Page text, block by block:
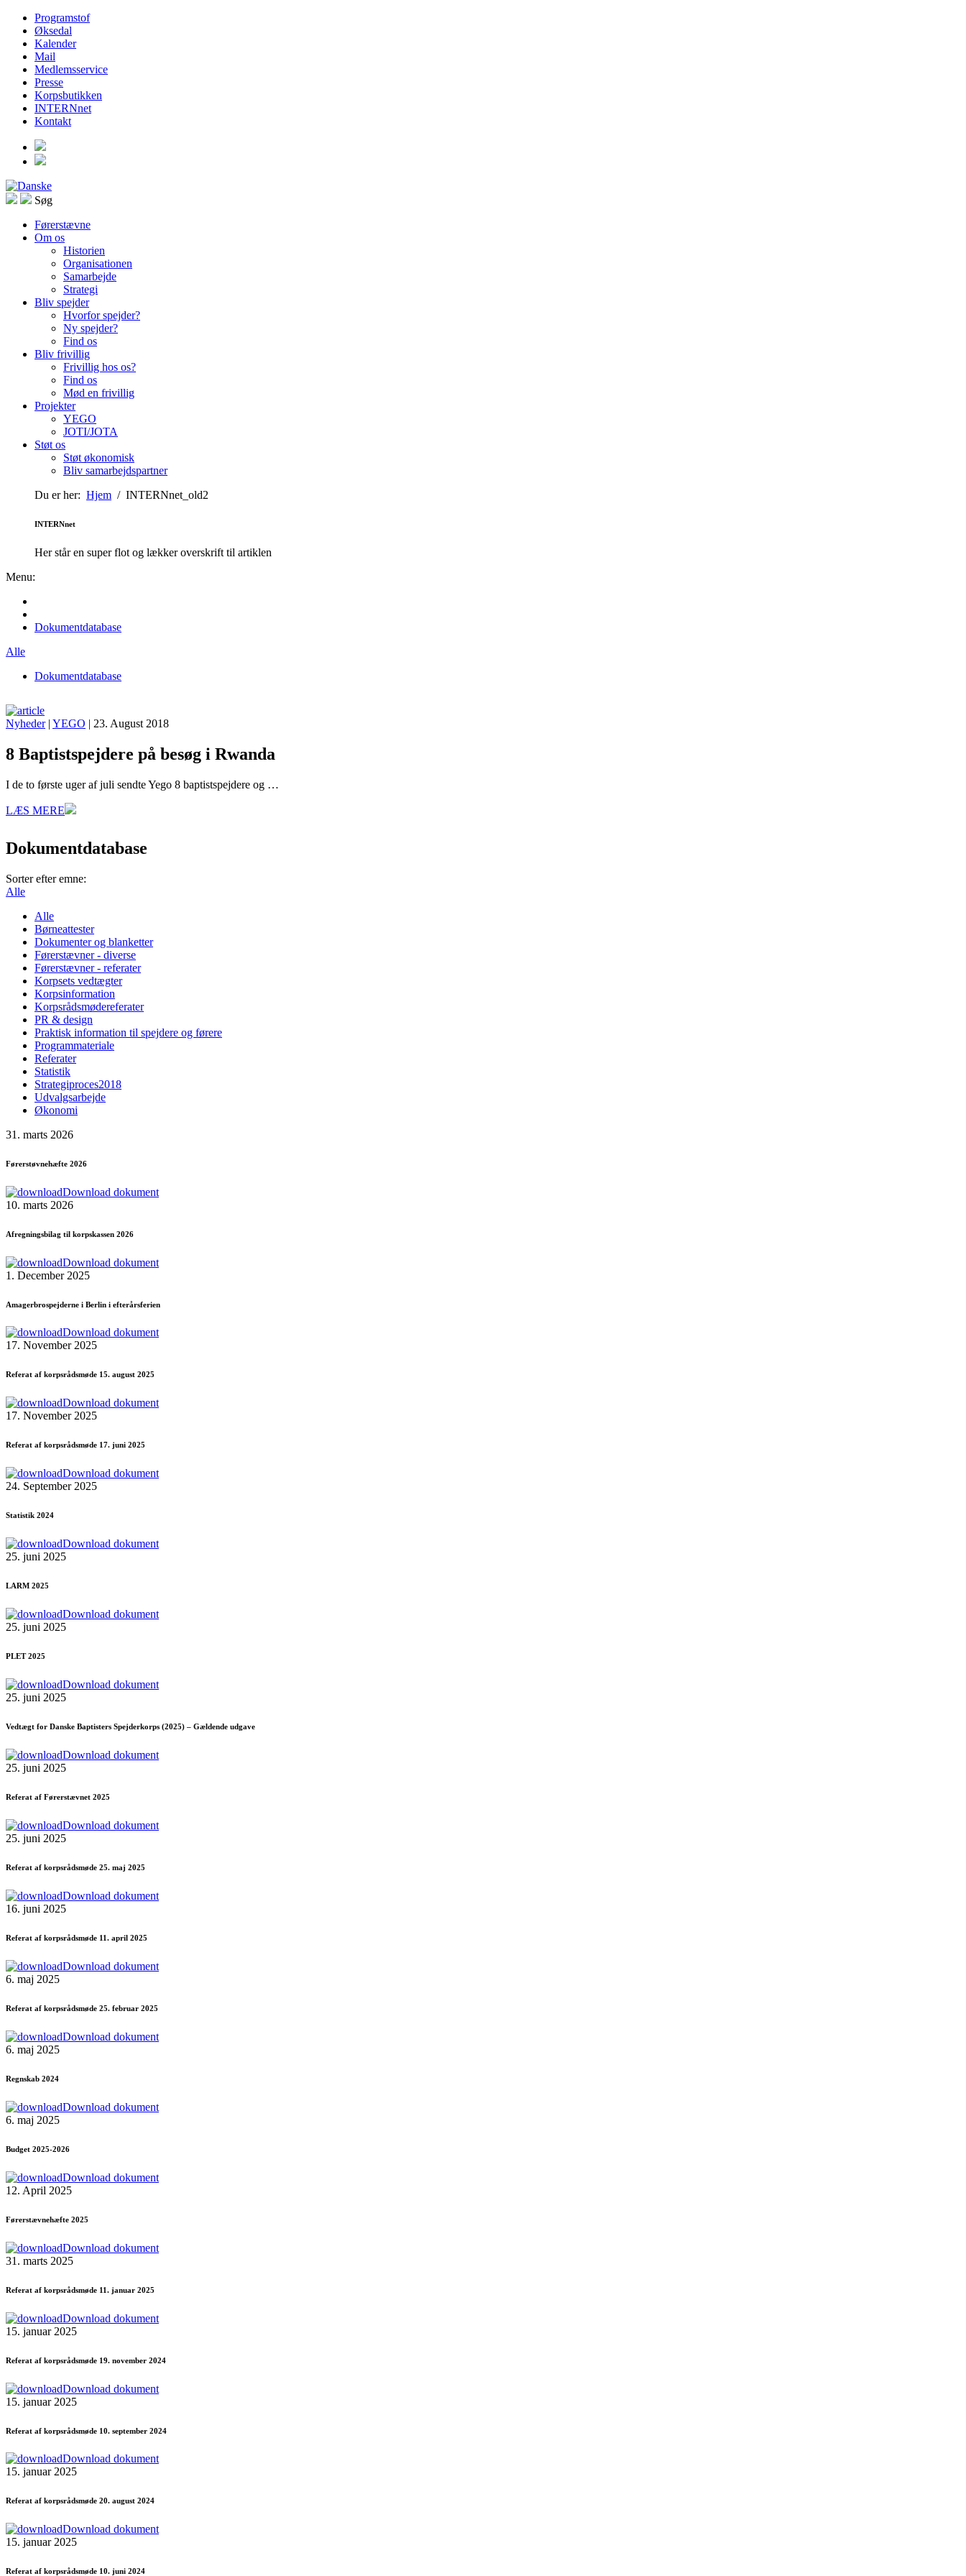
Programstof
Øksedal
Kalender
Mail
Medlemsservice
Presse
Korpsbutikken
INTERNnet
Kontakt
Søg
Førerstævne
Om os
Historien
Organisationen
Samarbejde
Strategi
Bliv spejder
Hvorfor spejder?
Ny spejder?
Find os
Bliv frivillig
Frivillig hos os?
Find os
Mød en frivillig
Projekter
YEGO
JOTI/JOTA
Støt os
Støt økonomisk
Bliv samarbejdspartner
Du er her: Hjem / INTERNnet_old2
INTERNnet
Her står en super flot og lækker overskrift til artiklen
Menu:
Dokumentdatabase
Alle
Dokumentdatabase
Nyheder| YEGO | 23. August 2018
8 Baptistspejdere på besøg i Rwanda
I de to første uger af juli sendte Yego 8 baptistspejdere og …
LÆS MERE
Dokumentdatabase
Sorter efter emne:
Alle
Alle
Børneattester
Dokumenter og blanketter
Førerstævner - diverse
Førerstævner - referater
Korpsets vedtægter
Korpsinformation
Korpsrådsmødereferater
PR & design
Praktisk information til spejdere og førere
Programmateriale
Referater
Statistik
Strategiproces2018
Udvalgsarbejde
Økonomi
31. marts 2026
Førerstøvnehæfte 2026
Download dokument
10. marts 2026
Afregningsbilag til korpskassen 2026
Download dokument
1. December 2025
Amagerbrospejderne i Berlin i efterårsferien
Download dokument
17. November 2025
Referat af korpsrådsmøde 15. august 2025
Download dokument
17. November 2025
Referat af korpsrådsmøde 17. juni 2025
Download dokument
24. September 2025
Statistik 2024
Download dokument
25. juni 2025
LARM 2025
Download dokument
25. juni 2025
PLET 2025
Download dokument
25. juni 2025
Vedtægt for Danske Baptisters Spejderkorps (2025) – Gældende udgave
Download dokument
25. juni 2025
Referat af Førerstævnet 2025
Download dokument
25. juni 2025
Referat af korpsrådsmøde 25. maj 2025
Download dokument
16. juni 2025
Referat af korpsrådsmøde 11. april 2025
Download dokument
6. maj 2025
Referat af korpsrådsmøde 25. februar 2025
Download dokument
6. maj 2025
Regnskab 2024
Download dokument
6. maj 2025
Budget 2025-2026
Download dokument
12. April 2025
Førerstævnehæfte 2025
Download dokument
31. marts 2025
Referat af korpsrådsmøde 11. januar 2025
Download dokument
15. januar 2025
Referat af korpsrådsmøde 19. november 2024
Download dokument
15. januar 2025
Referat af korpsrådsmøde 10. september 2024
Download dokument
15. januar 2025
Referat af korpsrådsmøde 20. august 2024
Download dokument
15. januar 2025
Referat af korpsrådsmøde 10. juni 2024